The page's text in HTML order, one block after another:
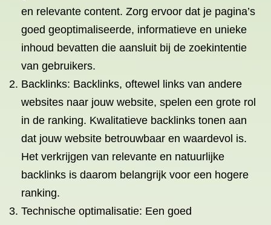
en relevante content. Zorg ervoor dat je pagina’s
goed geoptimaliseerde, informatieve en unieke
inhoud bevatten die aansluit bij de zoekintentie
van gebruikers.
Backlinks: Backlinks, oftewel links van andere
websites naar jouw website, spelen een grote rol
in de ranking. Kwalitatieve backlinks tonen aan
dat jouw website betrouwbaar en waardevol is.
Het verkrijgen van relevante en natuurlijke
backlinks is daarom belangrijk voor een hogere
ranking.
Technische optimalisatie: Een goed